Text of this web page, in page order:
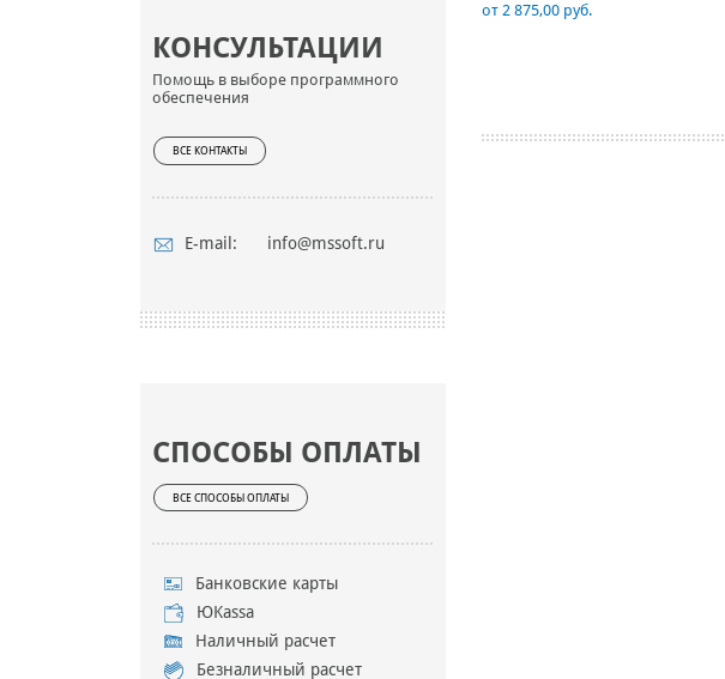
КОНСУЛЬТАЦИИ
Помощь в выборе программного
обеспечения
ВСЕ КОНТАКТЫ
E-mail: info@mssoft.ru
СПОСОБЫ ОПЛАТЫ
ВСЕ СПОСОБЫ ОПЛАТЫ
Банковские карты
ЮKassa
Наличный расчет
Безналичный расчет
от 2 875,00 руб.